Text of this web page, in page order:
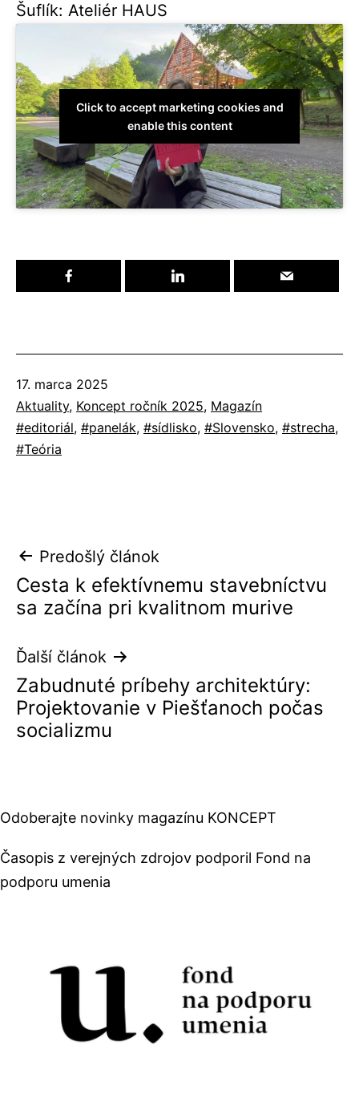
Šuflík: Ateliér HAUS
Click to accept marketing cookies and
enable this content
Publikované
17. marca 2025
Kategorizované
ako
Aktuality, Koncept ročník 2025, Magazín
Označené
ako
editoriál, panelák, sídlisko, Slovensko, strecha,
Teória
Navigácia
v
Predošlý článok
Cesta k efektívnemu stavebníctvu
sa začína pri kvalitnom murive
Ďalší článok
Zabudnuté príbehy architektúry:
Projektovanie v Piešťanoch počas
socializmu
Odoberajte novinky magazínu KONCEPT
Časopis z verejných zdrojov podporil Fond na
podporu umenia